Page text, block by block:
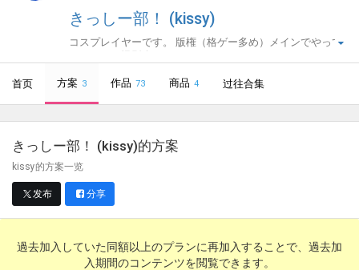
きっしー部！ (kissy)
コスプレイヤーです。 版権（格ゲー多め）メインでやって
首页 方案 3 作品 73 商品 4 过往合集
きっしー部！ (kissy)的方案
kissy的方案一览
发布 分享
過去加入していた同額以上のプランに再加入することで、過去加
入期間のコンテンツを閲覧できます。